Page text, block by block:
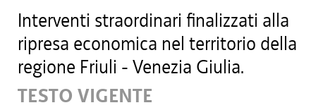
Interventi straordinari finalizzati alla
ripresa economica nel territorio della
regione Friuli - Venezia Giulia.
TESTO VIGENTE